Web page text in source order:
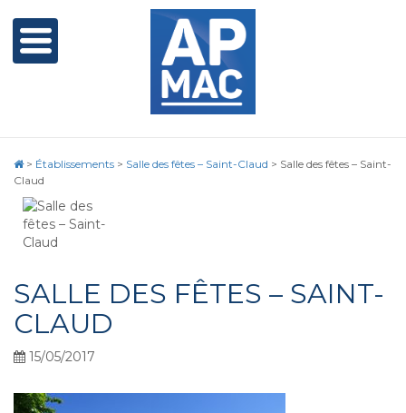
> Établissements > Salle des fêtes – Saint-Claud > Salle des fêtes – Saint-
Claud
SALLE DES FÊTES – SAINT-
CLAUD
15/05/2017